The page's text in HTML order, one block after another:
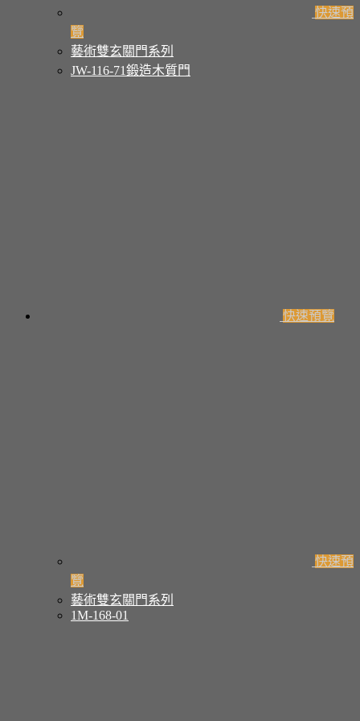
快速預
覽
藝術雙玄關門系列
JW-116-71鍛造木質門
快速預覽
快速預
覽
藝術雙玄關門系列
1M-168-01